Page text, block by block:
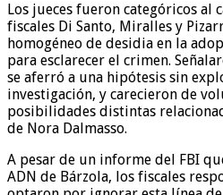
Los jueces fueron categóricos al
fiscales Di Santo, Miralles y
homogéneo de desidia en la
para esclarecer el crimen.
se aferró a una hipótesis sin
investigación, y carecieron de
posibilidades distintas
de Nora Dalmasso.
A pesar de un informe del FBI
ADN de Bárzola, los fiscales